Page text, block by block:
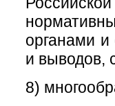
органами
и выводов,
8)